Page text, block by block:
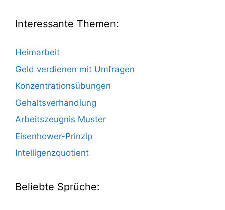
Interessante Themen:
Heimarbeit
Geld verdienen mit Umfragen
Konzentrationsübungen
Gehaltsverhandlung
Arbeitszeugnis Muster
Eisenhower-Prinzip
Intelligenzquotient
Beliebte Sprüche: